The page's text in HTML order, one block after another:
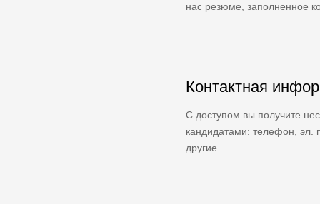
нас резюме, заполненное
Контактная
С доступом вы получите
кандидатами: телефон, эл.
другие